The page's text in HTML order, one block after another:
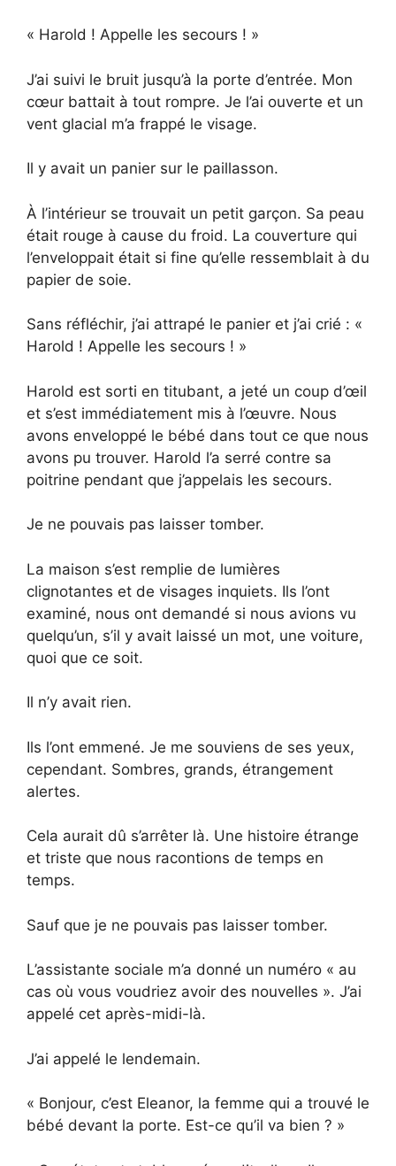
« Harold ! Appelle les secours ! »
J’ai suivi le bruit jusqu’à la porte d’entrée. Mon
cœur battait à tout rompre. Je l’ai ouverte et un
vent glacial m’a frappé le visage.
Il y avait un panier sur le paillasson.
À l’intérieur se trouvait un petit garçon. Sa peau
était rouge à cause du froid. La couverture qui
l’enveloppait était si fine qu’elle ressemblait à du
papier de soie.
Sans réfléchir, j’ai attrapé le panier et j’ai crié : «
Harold ! Appelle les secours ! »
Harold est sorti en titubant, a jeté un coup d’œil
et s’est immédiatement mis à l’œuvre. Nous
avons enveloppé le bébé dans tout ce que nous
avons pu trouver. Harold l’a serré contre sa
poitrine pendant que j’appelais les secours.
Je ne pouvais pas laisser tomber.
La maison s’est remplie de lumières
clignotantes et de visages inquiets. Ils l’ont
examiné, nous ont demandé si nous avions vu
quelqu’un, s’il y avait laissé un mot, une voiture,
quoi que ce soit.
Il n’y avait rien.
Ils l’ont emmené. Je me souviens de ses yeux,
cependant. Sombres, grands, étrangement
alertes.
Cela aurait dû s’arrêter là. Une histoire étrange
et triste que nous racontions de temps en
temps.
Sauf que je ne pouvais pas laisser tomber.
L’assistante sociale m’a donné un numéro « au
cas où vous voudriez avoir des nouvelles ». J’ai
appelé cet après-midi-là.
J’ai appelé le lendemain.
« Bonjour, c’est Eleanor, la femme qui a trouvé le
bébé devant la porte. Est-ce qu’il va bien ? »